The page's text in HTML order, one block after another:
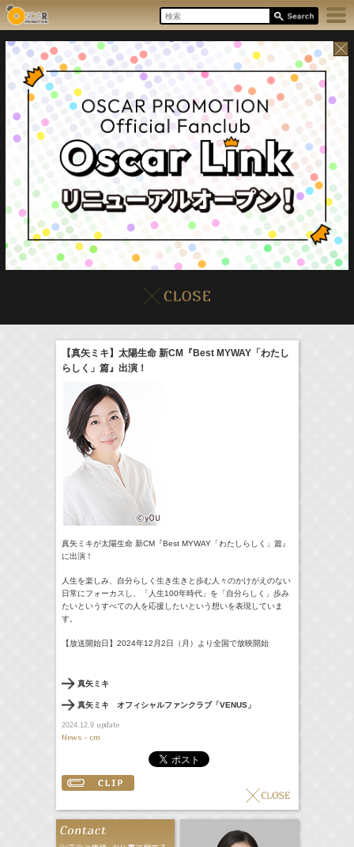
本日の出演情報8/7(Fri) イベント販売情報
(Radio
22:00-
( TV)
【真矢ミキ】太陽生命 新CM『Best MYWAY「わたし
らしく」篇』出演！
真矢ミキが太陽生命 新CM『Best MYWAY「わたしらしく」篇』
に出演！
人生を楽しみ、
自分らしく生き生きと歩む人々のかけがえのない
日常にフォーカス し、「人生100年時代」を「自分らしく」 歩み
たいというすべての人を応援したいという想いを表現していま
す。
【放送開始日】2024年12月2日（月）より全国で放映開始
真矢ミキ
真矢ミキ オフィシャルファンクラブ「VENUS」
2024.12.9update
News - cm